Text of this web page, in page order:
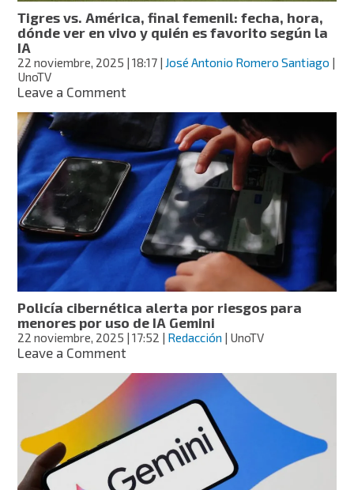
Tigres vs. América, final femenil: fecha, hora,
dónde ver en vivo y quién es favorito según la
IA
22 noviembre, 2025 | 18:17 | José Antonio Romero Santiago |
UnoTV
Leave a Commenton
vs.
América,
final
femenil:
fecha,
hora,
dónde
ver
en
vivo
quién
es
favorito
según
IA
Policía cibernética alerta por riesgos para
menores por uso de IA Gemini
22 noviembre, 2025 | 17:52 | Redacción | UnoTV
Leave a Commenton
cibernética
riesgos
menores
por